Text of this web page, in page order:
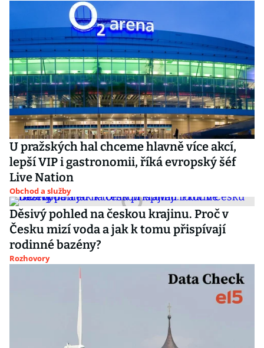
U pražských hal chceme hlavně více akcí,
lepší VIP i gastronomii, říká evropský šéf
Live Nation
Obchod a služby
Děsivý pohled na českou krajinu. Proč v
Česku mizí voda a jak k tomu přispívají
rodinné bazény?
Rozhovory